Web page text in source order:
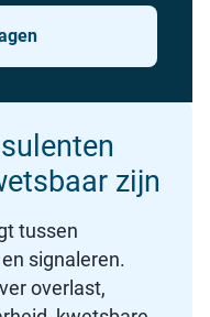
zijn
tussen
signaleren.
overlast,